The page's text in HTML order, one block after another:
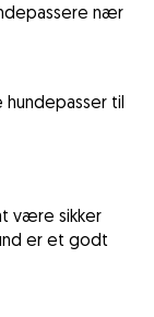
nær
til
være sikker
er et godt